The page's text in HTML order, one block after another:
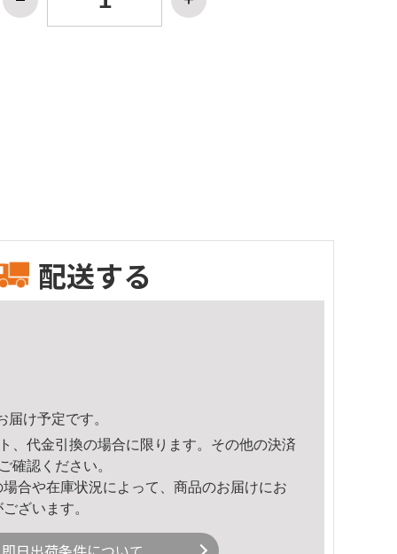
配送する
け予定です。
、代金引換の場合に限ります。その他の決済
確認ください。
合や在庫状況によって、商品のお届けにお
ざいます。